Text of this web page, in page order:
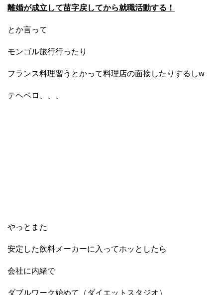
離婚が成立して苗字戻してから就職活動する！
とか言って
モンゴル旅行行ったり
フランス料理習うとかって料理店の面接したりするしw
テヘペロ、、、
やっとまた
安定した飲料メーカーに入ってホッとしたら
会社に内緒で
ダブルワーク始めて（ダイエットスタジオ）